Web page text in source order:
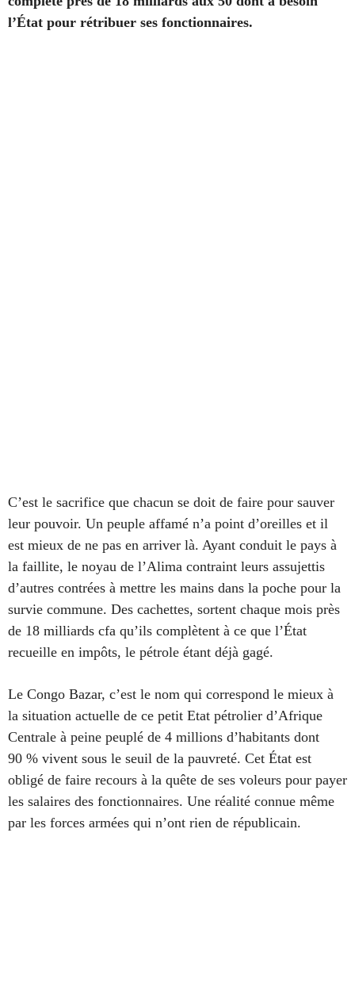
l’État pour rétribuer ses fonctionnaires.
C’est le sacrifice que chacun se doit de faire pour sauver
leur pouvoir. Un peuple affamé n’a point d’oreilles et il
est mieux de ne pas en arriver là. Ayant conduit le pays à
la faillite, le noyau de l’Alima contraint leurs assujettis
d’autres contrées à mettre les mains dans la poche pour la
survie commune. Des cachettes, sortent chaque mois près
de 18 milliards cfa qu’ils complètent à ce que l’État
recueille en impôts, le pétrole étant déjà gagé.
Le Congo Bazar, c’est le nom qui correspond le mieux à
la situation actuelle de ce petit Etat pétrolier d’Afrique
Centrale à peine peuplé de 4 millions d’habitants dont
90 % vivent sous le seuil de la pauvreté. Cet État est
obligé de faire recours à la quête de ses voleurs pour payer
les salaires des fonctionnaires. Une réalité connue même
par les forces armées qui n’ont rien de républicain.